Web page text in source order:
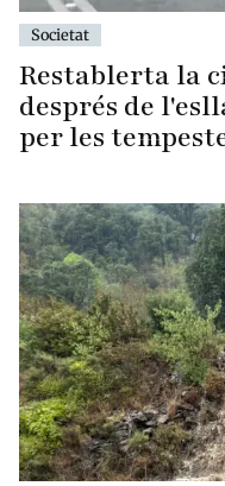
Societat
Restablerta la
després de
per les